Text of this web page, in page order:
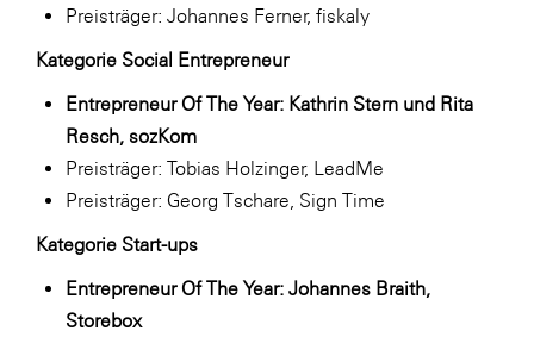
Preisträger: Johannes Ferner, fiskaly
Kategorie Social Entrepreneur
Entrepreneur Of The Year: Kathrin Stern und Rita
Resch, sozKom
Preisträger: Tobias Holzinger, LeadMe
Preisträger: Georg Tschare, Sign Time
Kategorie Start-ups
Entrepreneur Of The Year: Johannes Braith,
Storebox